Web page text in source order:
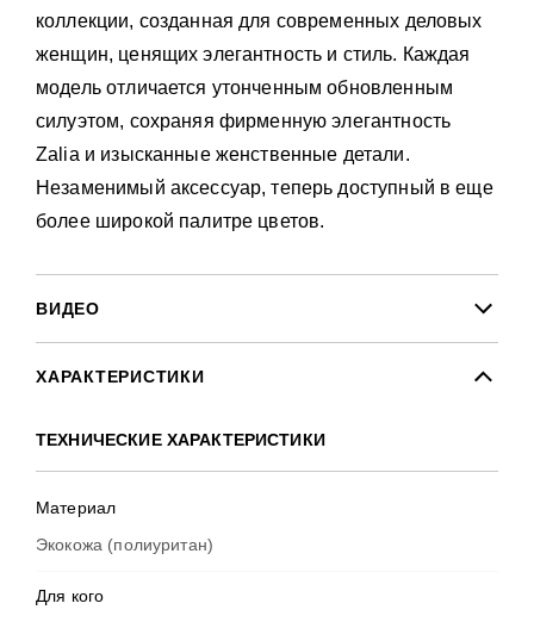
коллекции, созданная для современных деловых
женщин, ценящих элегантность и стиль. Каждая
модель отличается утонченным обновленным
силуэтом, сохраняя фирменную элегантность
Zalia и изысканные женственные детали.
Незаменимый аксессуар, теперь доступный в еще
более широкой палитре цветов.
ВИДЕО
ХАРАКТЕРИСТИКИ
ТЕХНИЧЕСКИЕ ХАРАКТЕРИСТИКИ
Материал
Экокожа (полиуритан)
Для кого